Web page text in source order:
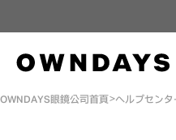
OWNDAYS眼鏡公司首頁 ヘルプセンタ